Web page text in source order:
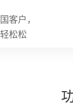
客户，
松松